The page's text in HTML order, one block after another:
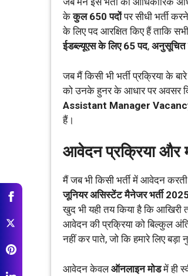
केकुल 650 पदोंपर सीधी भर्ती
के लिए पद आरक्षित किए हैं ताकि
ईडब्ल्यूएस के लिए 65 पद, अनुसूचित
जब मैं किसी भी भर्ती प्रक्रिया के
को उनके हुनर के आधार पर अवसर
Assistant Manager
हैं।
आवेदन प्रक्रिया और
मैं जब भी किसी भर्ती में आवेदन
जूनियर असिस्टेंट मैनेजर भर्ती
खुद भी यही तय किया है कि आखिरी
आवेदन की प्रक्रिया को बिल्कुल
नहीं कर पाते, जो कि हमारे लिए बड़ा
आवेदन केवलऑनलाइन मोडमें ही